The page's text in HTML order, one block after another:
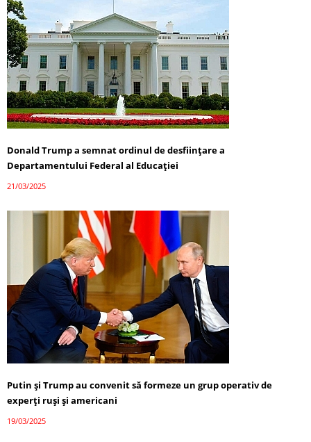
Donald Trump a semnat ordinul de desființare a
Departamentului Federal al Educației
21/03/2025
Putin și Trump au convenit să formeze un grup operativ de
experți ruși și americani
19/03/2025